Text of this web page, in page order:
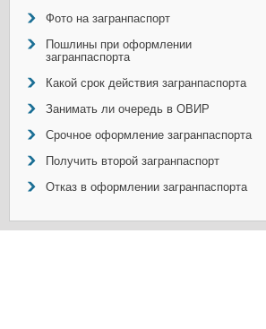
Фото на загранпаспорт
Пошлины при оформлении
загранпаспорта
Какой срок действия загранпаспорта
Занимать ли очередь в ОВИР
Срочное оформление загранпаспорта
Получить второй загранпаспорт
Отказ в оформлении загранпаспорта